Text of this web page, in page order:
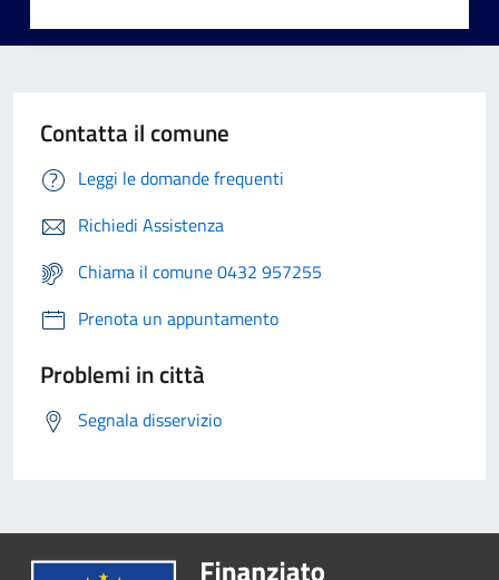
Contatta il comune
Leggi le domande frequenti
Richiedi Assistenza
Chiama il comune 0432 957255
Prenota un appuntamento
Problemi in città
Segnala disservizio